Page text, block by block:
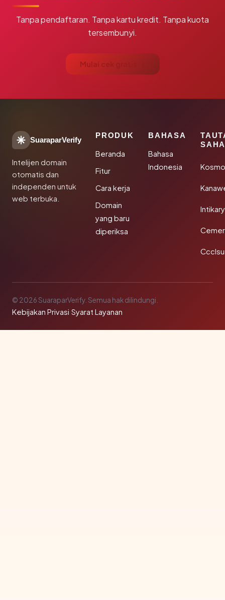
Tanpa pendaftaran. Tanpa kartu kredit. Tanpa kuota
tersembunyi.
Mulai cek gratis →
SuaraparVerify
Intelijen domain
otomatis dan
independen untuk
web terbuka.
PRODUK
Beranda
Fitur
Cara kerja
Domain
yang baru
diperiksa
BAHASA
Bahasa
Indonesia
© 2026 SuaraparVerify. Semua hak dilindungi.
Kebijakan Privasi·Syarat Layanan